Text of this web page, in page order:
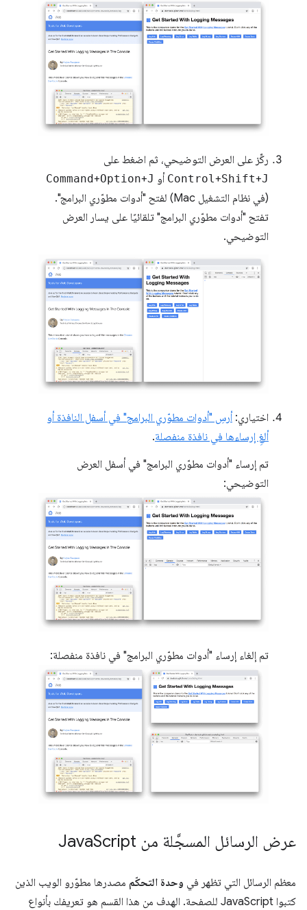
ركِّز على العرض التوضيحي، ثم اضغط على
Control+Shift+J أو Command+Option+J
(في نظام التشغيل Mac) لفتح "أدوات مطوّري البرامج".
تفتح "أدوات مطوّري البرامج" تلقائيًا على يسار العرض
التوضيحي.
اختياري:أرسِ "أدوات مطوّري البرامج" في أسفل النافذة أو
ألغِ إرساءها في نافذة منفصلة.
تم إرساء "أدوات مطوّري البرامج" في أسفل العرض
التوضيحي:
تم إلغاء إرساء "أدوات مطوّري البرامج" في نافذة منفصلة:
عرض الرسائل المسجَّلة من Java Script
معظم الرسائل التي تظهر في وحدة التحكّم مصدرها مطوّرو الويب الذين
كتبوا JavaScript للصفحة. الهدف من هذا القسم هو تعريفك بأنواع